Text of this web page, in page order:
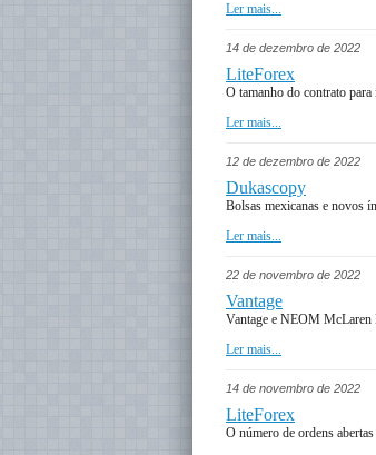
Ler mais...
14 de dezembro de 2022
LiteForex
O tamanho do contrato para
Ler mais...
12 de dezembro de 2022
Dukascopy
Bolsas mexicanas e novos
Ler mais...
22 de novembro de 2022
Vantage
Vantage e NEOM McLaren
Ler mais...
14 de novembro de 2022
LiteForex
O número de ordens